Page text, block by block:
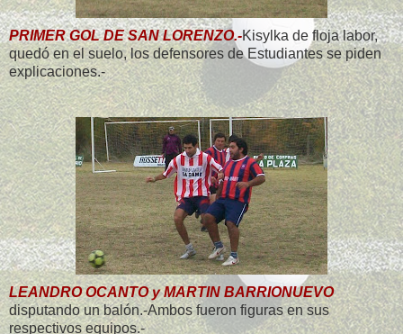
PRIMER GOL DE SAN LORENZO.-Kisylka de floja labor,
quedó en el suelo, los defensores de Estudiantes se piden
explicaciones.-
LEANDRO OCANTO y MARTIN BARRIONUEVO
disputando un balón.-Ambos fueron figuras en sus
respectivos equipos.-